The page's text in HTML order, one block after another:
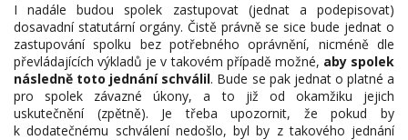
I nadále budou spolek zastupovat (jednat a podepisovat)
dosavadní statutární orgány. Čistě právně se sice bude jednat o
zastupování spolku bez potřebného oprávnění, nicméně dle
převládajících výkladů je v takovém případě možné, aby spolek
následně toto jednání schválil. Bude se pak jednat o platné a
pro spolek závazné úkony, a to již od okamžiku jejich
uskutečnění (zpětně). Je třeba upozornit, že pokud by
k dodatečnému schválení nedošlo, byl by z takového jednání